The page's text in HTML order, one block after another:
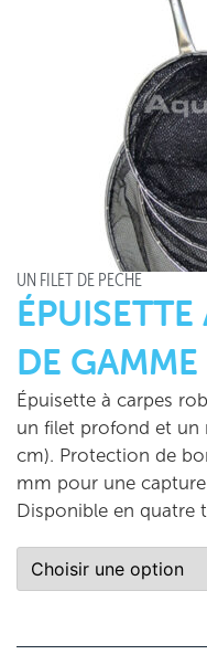
UN FILET DE PÊCHE
DE GAMME
Épuisette à carpes
un filet profond et un
cm). Protection de
mm pour une
Disponible en quatre